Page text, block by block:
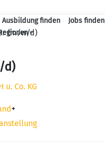
Ausbildung finden Jobs finden
(m/w/d)
d)
u. Co. KG
+